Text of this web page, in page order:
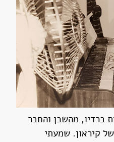
ברדיו, מהשכן והחבר
קיראון. שמעתי